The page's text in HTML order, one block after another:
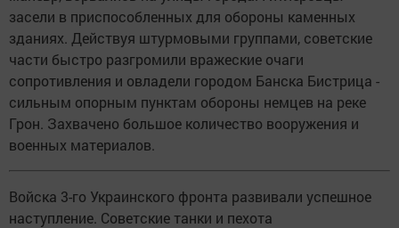
засели в приспособленных для обороны каменных
зданиях. Действуя штурмовыми группами, советские
части быстро разгромили вражеские очаги
сопротивления и овладели городом Банска Бистрица -
сильным опорным пунктам обороны немцев на реке
Грон. Захвачено большое количество вооружения и
военных материалов.
Войска 3-го Украинского фронта развивали успешное
наступление. Советские танки и пехота